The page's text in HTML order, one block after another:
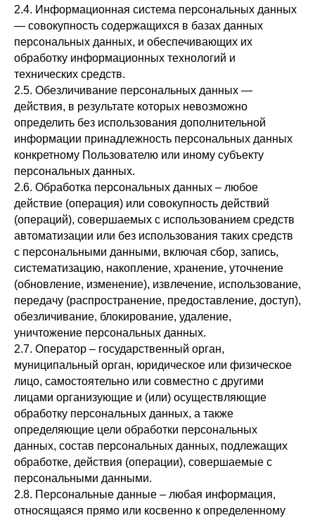
2.4. Информационная система персональных данных
— совокупность содержащихся в базах данных
персональных данных, и обеспечивающих их
обработку информационных технологий и
технических средств.
2.5. Обезличивание персональных данных —
действия, в результате которых невозможно
определить без использования дополнительной
информации принадлежность персональных данных
конкретному Пользователю или иному субъекту
персональных данных.
2.6. Обработка персональных данных – любое
действие (операция) или совокупность действий
(операций), совершаемых с использованием средств
автоматизации или без использования таких средств
с персональными данными, включая сбор, запись,
систематизацию, накопление, хранение, уточнение
(обновление, изменение), извлечение, использование,
передачу (распространение, предоставление, доступ),
обезличивание, блокирование, удаление,
уничтожение персональных данных.
2.7. Оператор – государственный орган,
муниципальный орган, юридическое или физическое
лицо, самостоятельно или совместно с другими
лицами организующие и (или) осуществляющие
обработку персональных данных, а также
определяющие цели обработки персональных
данных, состав персональных данных, подлежащих
обработке, действия (операции), совершаемые с
персональными данными.
2.8. Персональные данные – любая информация,
относящаяся прямо или косвенно к определенному